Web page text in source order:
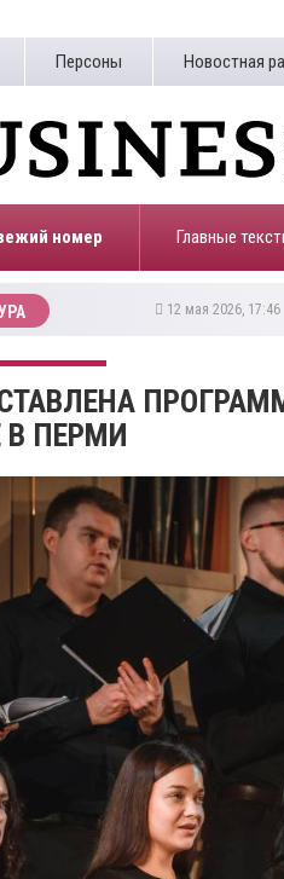
Персоны Новостная
номер Главные
12 мая 2026, 17:46
ПЕРМИ